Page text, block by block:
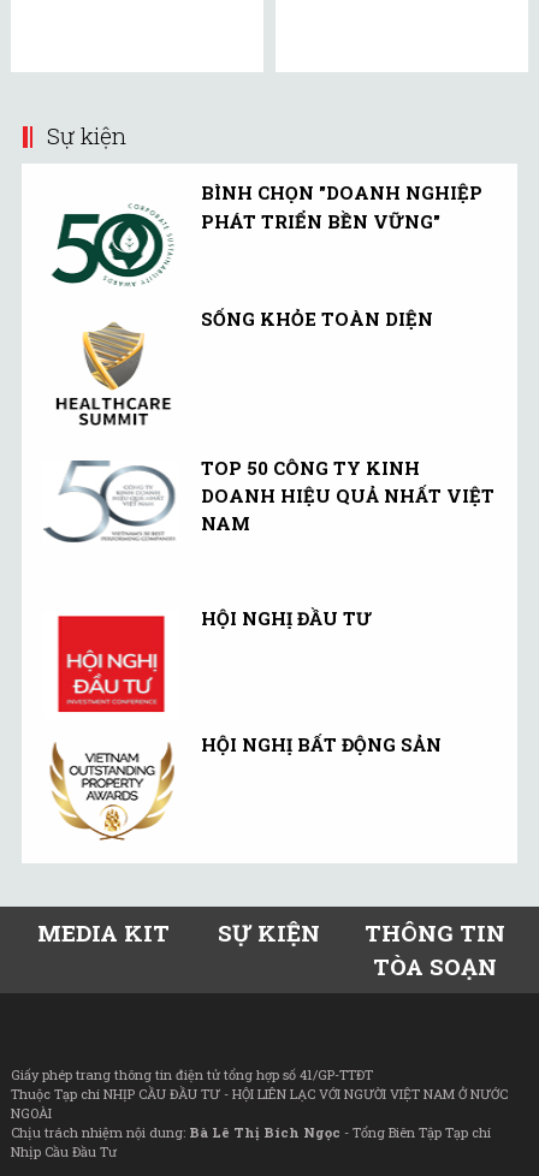
Sự kiện
BÌNH CHỌN "DOANH NGHIỆP
PHÁT TRIỂN BỀN VỮNG"
SỐNG KHỎE TOÀN DIỆN
TOP 50 CÔNG TY KINH
DOANH HIỆU QUẢ NHẤT VIỆT
NAM
HỘI NGHỊ ĐẦU TƯ
HỘI NGHỊ BẤT ĐỘNG SẢN
MEDIA KIT SỰ KIỆN
THÔNG TIN
TÒA SOẠN
Giấy phép trang thông tin điện tử tổng hợp số 41/GP-TTĐT
Thuộc Tạp chí NHỊP CẦU ĐẦU TƯ - HỘI LIÊN LẠC VỚI NGƯỜI VIỆT NAM Ở NƯỚC
NGOÀI
Chịu trách nhiệm nội dung: Bà Lê Thị Bích Ngọc - Tổng Biên Tập Tạp chí
Nhịp Cầu Đầu Tư